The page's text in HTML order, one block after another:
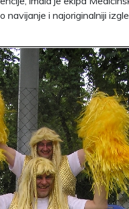
navijanje i najoriginalniji